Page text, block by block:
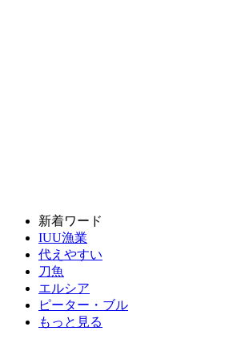
新着ワード
IUU漁業
代えやすい
刀魚
エルシア
ピーター・ブル
もっと見る